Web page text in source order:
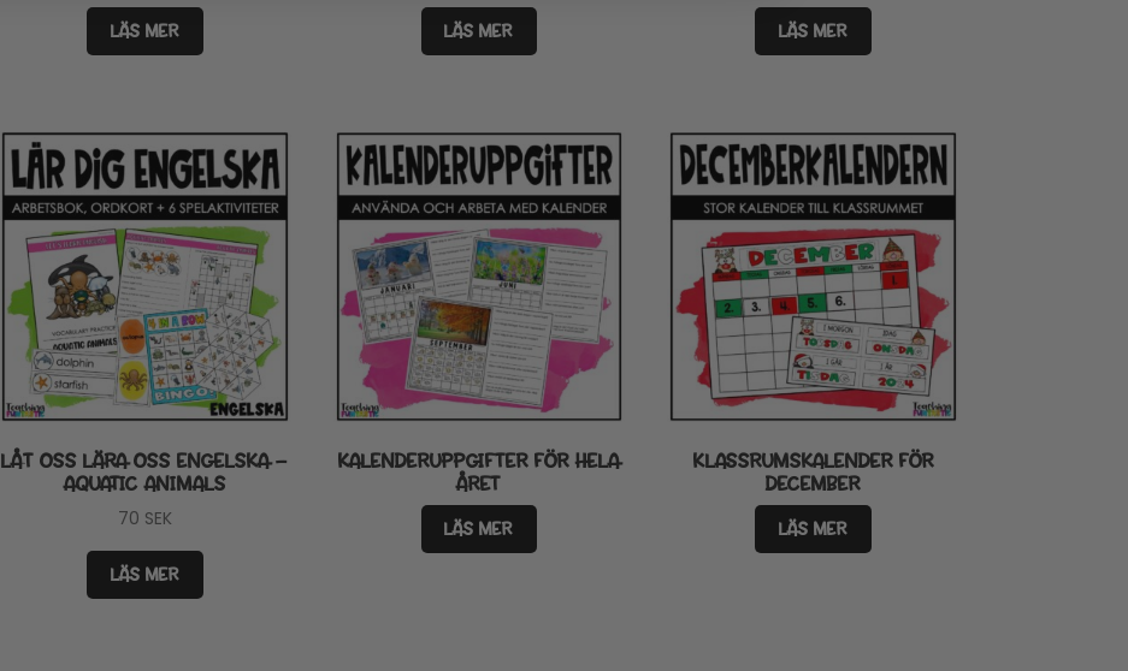
LÄS MER LÄS MER LÄS MER
LÅT OSS LÄRA OSS ENGELSKA –
AQUATIC ANIMALS
70 SEK
LÄS MER
KALENDERUPPGIFTER FÖR HELA
ÅRET
LÄS MER
KLASSRUMSKALENDER FÖR
DECEMBER
LÄS MER